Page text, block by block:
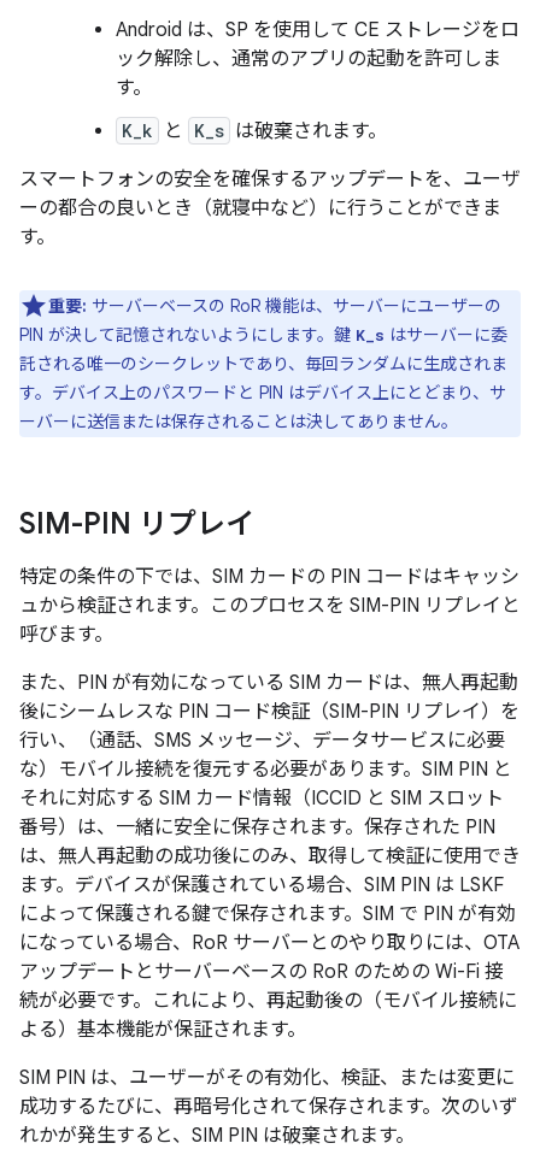
Android は、SP を使用して CE ストレージをロ
ック解除し、通常のアプリの起動を許可しま
す。
K_k と K_s は破棄されます。
スマートフォンの安全を確保するアップデートを、ユーザ
ーの都合の良いとき（就寝中など）に行うことができま
す。
重要: サーバーベースの RoR 機能は、サーバーにユーザーの
PIN が決して記憶されないようにします。鍵 K_s はサーバーに委
託される唯一のシークレットであり、毎回ランダムに生成されま
す。デバイス上のパスワードと PIN はデバイス上にとどまり、サ
ーバーに送信または保存されることは決してありません。
SIM-PIN リプレイ
特定の条件の下では、SIM カードの PIN コードはキャッシ
ュから検証されます。このプロセスを SIM-PIN リプレイと
呼びます。
また、PIN が有効になっている SIM カードは、無人再起動
後にシームレスな PIN コード検証（SIM-PIN リプレイ）を
行い、（通話、SMS メッセージ、データサービスに必要
な）モバイル接続を復元する必要があります。SIM PIN と
それに対応する SIM カード情報（ICCID と SIM スロット
番号）は、一緒に安全に保存されます。保存された PIN
は、無人再起動の成功後にのみ、取得して検証に使用でき
ます。デバイスが保護されている場合、SIM PIN は LSKF
によって保護される鍵で保存されます。SIM で PIN が有効
になっている場合、RoR サーバーとのやり取りには、OTA
アップデートとサーバーベースの RoR のための Wi-Fi 接
続が必要です。これにより、再起動後の（モバイル接続に
よる）基本機能が保証されます。
SIM PIN は、ユーザーがその有効化、検証、または変更に
成功するたびに、再暗号化されて保存されます。次のいず
れかが発生すると、SIM PIN は破棄されます。